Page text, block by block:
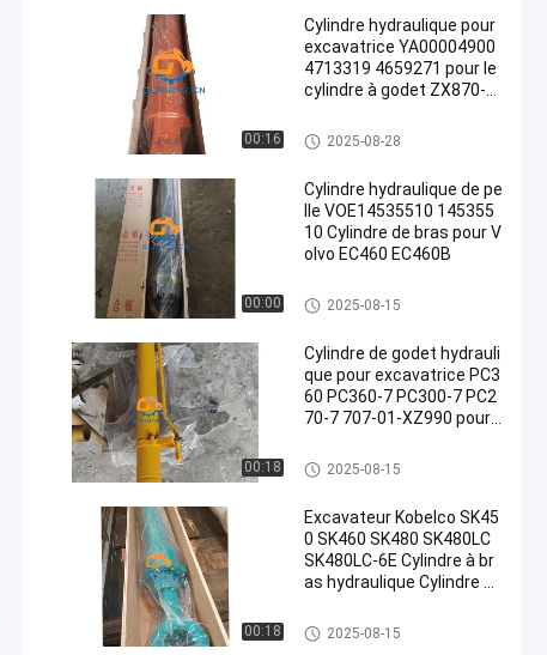
00:16
Cylindre hydraulique pour
excavatrice YA00004900
4713319 4659271 pour le
cylindre à godet ZX870-5
Cylindre de seau
2025-08-28
00:00
Cylindre hydraulique de pe
lle VOE14535510 145355
10 Cylindre de bras pour V
olvo EC460 EC460B
Cylindre de bras
2025-08-15
00:18
Cylindre de godet hydrauli
que pour excavatrice PC3
60 PC360-7 PC300-7 PC2
70-7 707-01-XZ990 pour
Cylindre à flèche
2025-08-15
00:18
Excavateur Kobelco SK45
0 SK460 SK480 SK480LC
SK480LC-6E Cylindre à br
as hydraulique Cylindre à
Cylindre hydraulique pour exca
vatrice
2025-08-15